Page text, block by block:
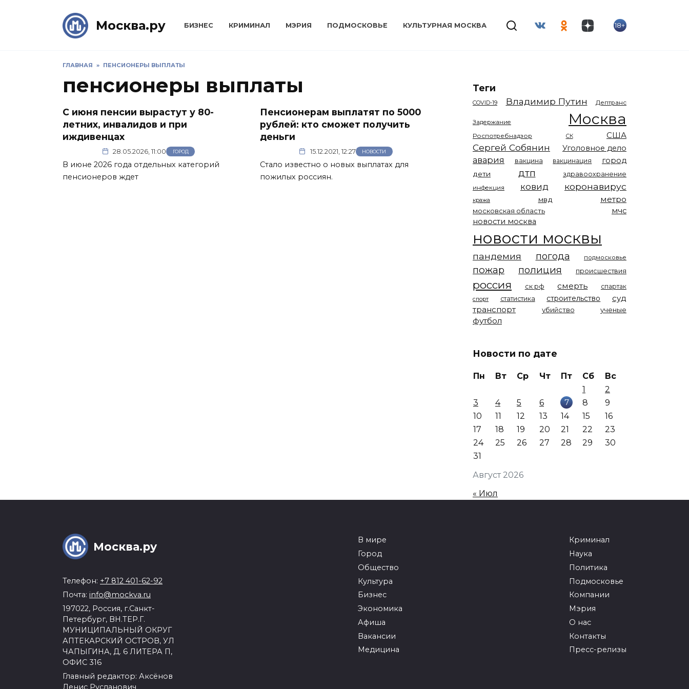
Москва.ру БИЗНЕС КРИМИНАЛ МЭРИЯ ПОДМОСКОВЬЕ КУЛЬТУРНАЯ МОСКВА 18+
ГЛАВНАЯ » ПЕНСИОНЕРЫ ВЫПЛАТЫ
пенсионеры выплаты
С июня пенсии вырастут у 80-
летних, инвалидов и при
иждивенцах
28.05.2026, 11:00 ГОРОД
В июне 2026 года отдельных категорий
пенсионеров ждет
Пенсионерам выплатят по 5000
рублей: кто сможет получить
деньги
15.12.2021, 12:27 НОВОСТИ
Стало известно о новых выплатах для
пожилых россиян.
Теги
COVID-19 Владимир Путин Дептранс
Задержание Москва
Роспотребнадзор СК США
Сергей Собянин Уголовное дело
авария вакцина вакцинация город
дети дтп здравоохранение
инфекция ковид коронавирус
кража мвд метро
московская область
мчс
новости москва
новости москвы
пандемия погода подмосковье
пожар полиция происшествия
россия ск рф смерть спартак
спорт статистика строительство
суд
транспорт
убийство ученые
футбол
Новости по дате
Август 2026
Пн Вт Ср Чт Пт Сб
Вс
1
2
3
4 5 6 7 8
9
10
11 12 13 14 15
16
17
18 19 20 21 22
23
24
25 26 27 28 29
30
31
« Июл
Москва.ру
Телефон: +7 812 401-62-92
Почта: info@mockva.ru
197022, Россия, г.Санкт-
Петербург, ВН.ТЕР.Г.
МУНИЦИПАЛЬНЫЙ ОКРУГ
АПТЕКАРСКИЙ ОСТРОВ, УЛ
ЧАПЫГИНА, Д. 6 ЛИТЕРА П,
ОФИС 316
Главный редактор: Аксёнов
Денис Русланович
В мире
Город
Общество
Культура
Бизнес
Экономика
Афиша
Вакансии
Медицина
Криминал
Наука
Политика
Подмосковье
Компании
Мэрия
О нас
Контакты
Пресс-релизы